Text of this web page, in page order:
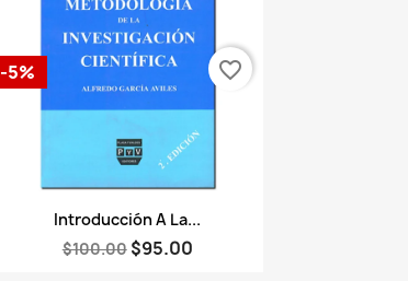
Vista rápida
Introducción A La...
$100.00 $95.00
-5% favorite_border